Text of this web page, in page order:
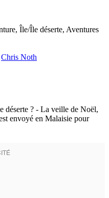
Île/Île déserte, Aventures
Chris Noth
déserte ? - La veille de Noël,
envoyé en Malaisie pour